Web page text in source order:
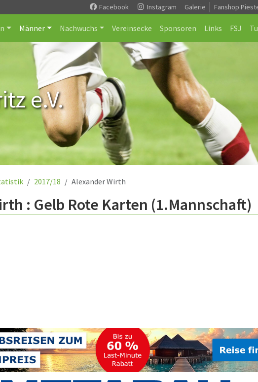
Facebook Instagram Galerie Fanshop
Männer Nachwuchs Vereinsecke Sponsoren Links FSJ
e.V.
2017/18 Alexander Wirth
: Gelb Rote Karten (1.Mannschaft)